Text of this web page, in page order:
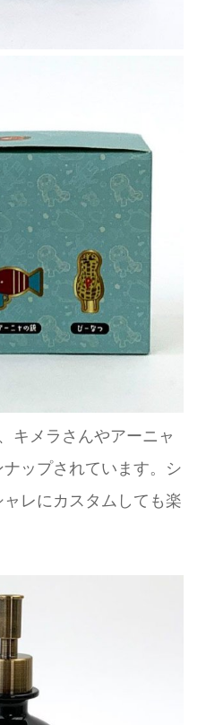
キメラさんやアーニャ
ップされています。シ
レにカスタムしても楽